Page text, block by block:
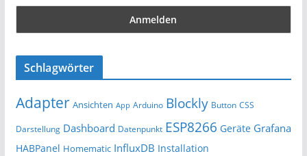
Schlagwörter
Adapter Ansichten App Arduino Blockly Button CSS
Darstellung Dashboard Datenpunkt ESP8266 Geräte Grafana
HABPanel Homematic InfluxDB Installation